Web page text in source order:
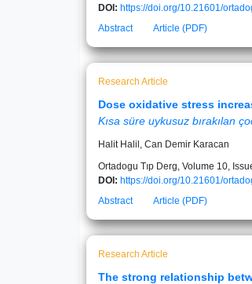
DOI: https://doi.org/10.21601/
Abstract
Article (PDF)
Research Article
Dose oxidative stress
Kısa süre uykusuz bırakılan
Halit Halil, Can Demir Karacan
Ortadogu Tıp Derg, Volume 10,
DOI: https://doi.org/10.21601/
Abstract
Article (PDF)
Research Article
The strong relationship